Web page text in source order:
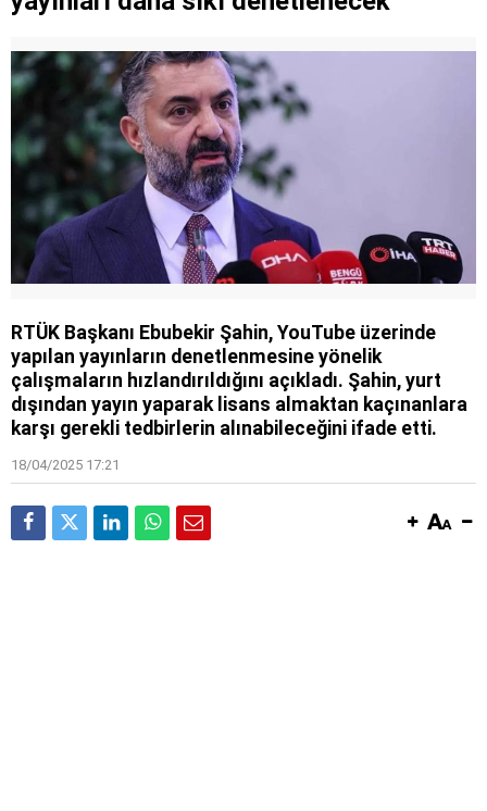
RTÜK Başkanı Ebubekir Şahin, YouTube üzerinde
yapılan yayınların denetlenmesine yönelik
çalışmaların hızlandırıldığını açıkladı. Şahin, yurt
dışından yayın yaparak lisans almaktan kaçınanlara
karşı gerekli tedbirlerin alınabileceğini ifade etti.
18/04/2025 17:21